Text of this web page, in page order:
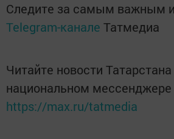
Следите за самым важным
Telegram-канале Татмедиа
Читайте новости Татарстана
национальном
https://max.ru/tatmedia